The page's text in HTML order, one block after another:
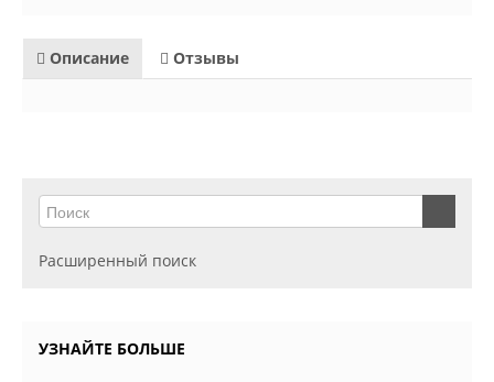
Описание Отзывы
Расширенный поиск
УЗНАЙТЕ БОЛЬШЕ